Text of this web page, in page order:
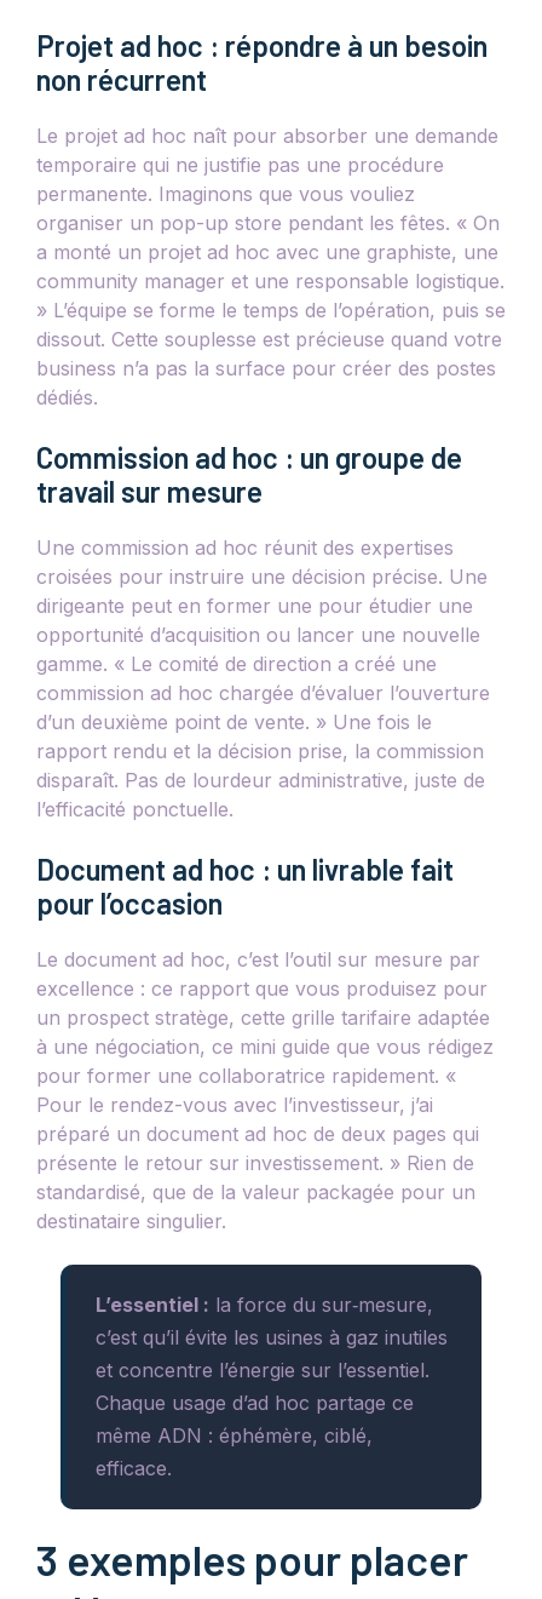
Projet ad hoc : répondre à un besoin
non récurrent
Le projet ad hoc naît pour absorber une demande
temporaire qui ne justifie pas une procédure
permanente. Imaginons que vous vouliez
organiser un pop-up store pendant les fêtes. « On
a monté un projet ad hoc avec une graphiste, une
community manager et une responsable logistique.
» L’équipe se forme le temps de l’opération, puis se
dissout. Cette souplesse est précieuse quand votre
business n’a pas la surface pour créer des postes
dédiés.
Commission ad hoc : un groupe de
travail sur mesure
Une commission ad hoc réunit des expertises
croisées pour instruire une décision précise. Une
dirigeante peut en former une pour étudier une
opportunité d’acquisition ou lancer une nouvelle
gamme. « Le comité de direction a créé une
commission ad hoc chargée d’évaluer l’ouverture
d’un deuxième point de vente. » Une fois le
rapport rendu et la décision prise, la commission
disparaît. Pas de lourdeur administrative, juste de
l’efficacité ponctuelle.
Document ad hoc : un livrable fait
pour l’occasion
Le document ad hoc, c’est l’outil sur mesure par
excellence : ce rapport que vous produisez pour
un prospect stratège, cette grille tarifaire adaptée
à une négociation, ce mini guide que vous rédigez
pour former une collaboratrice rapidement. «
Pour le rendez-vous avec l’investisseur, j’ai
préparé un document ad hoc de deux pages qui
présente le retour sur investissement. » Rien de
standardisé, que de la valeur packagée pour un
destinataire singulier.
L’essentiel : la force du sur‑mesure,
c’est qu’il évite les usines à gaz inutiles
et concentre l’énergie sur l’essentiel.
Chaque usage d’ad hoc partage ce
même ADN : éphémère, ciblé,
efficace.
3 exemples pour placer